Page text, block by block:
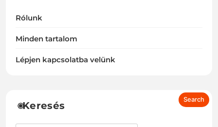
Rólunk
Minden tartalom
Lépjen kapcsolatba velünk
Keresés